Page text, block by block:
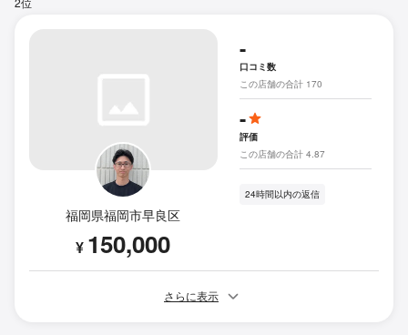
福岡県福岡市早良区
¥ 150,000
-
口コミ数
この店舗の合計 170
-
評価
この店舗の合計 4.87
24時間以内の返信
さらに表示